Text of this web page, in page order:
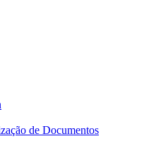
de Documentos